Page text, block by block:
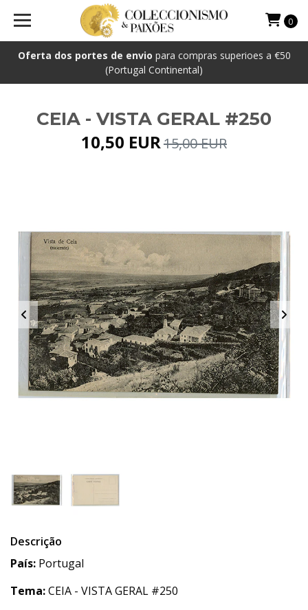
Oferta dos portes de envio para compras superioes a €50
(Portugal Continental)
0
CEIA - VISTA GERAL #250
10,50 EUR15,00 EUR
Descrição
País: Portugal
Tema:CEIA - VISTA GERAL #250